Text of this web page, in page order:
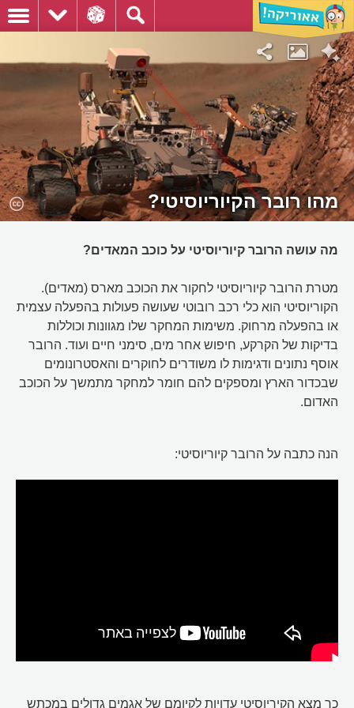
מהו רובר הקיוריוסיטי?
מה עושה הרובר קיוריוסיטי על כוכב המאדים?
מטרת הרובר קיוריוסיטי לחקור את הכוכב מארס (מאדים).
הקוריוסיטי הוא כלי רכב רובוטי שעושה פעולות בהפעלה עצמית
או בהפעלה מרחוק. משימות המחקר שלו מגוונות וכוללות
בדיקות של הקרקע, חיפוש אחר מים, סימני חיים ועוד. הרובר
אוסף נתונים ודגימות לו משודרים לחוקרים והאסטרונומים
שבכדור הארץ ומספקים להם חומר למחקר מתמשך על הכוכב
האדום.
הנה כתבה על הרובר קיוריוסיטי:
כך מצא הקיריוסיטי עדויות לקיומם של אגמים גדולים במכתש